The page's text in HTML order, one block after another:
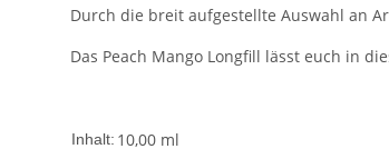
Durch die breit aufgestellte Auswahl an
Das Peach Mango Longfill lässt euch in
Inhalt: 10,00 ml